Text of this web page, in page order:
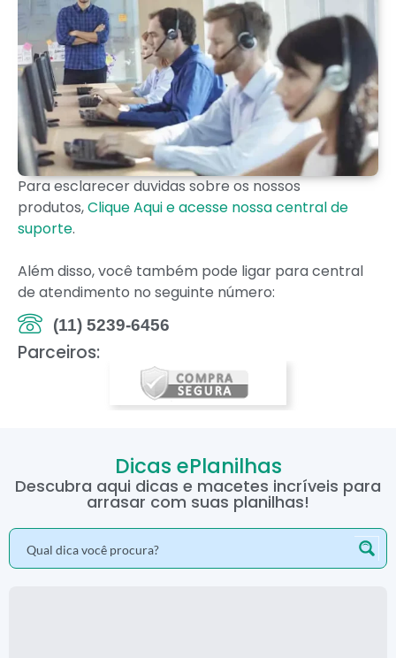
Para esclarecer duvidas sobre os nossos
produtos,Clique Aqui e acesse nossa central de
suporte.
Além disso, você também pode ligar para central
de atendimento no seguinte número:
(11) 5239-6456
Parceiros:
Dicas ePlanilhas
Descubra aqui dicas e macetes incríveis para
arrasar com suas planilhas!